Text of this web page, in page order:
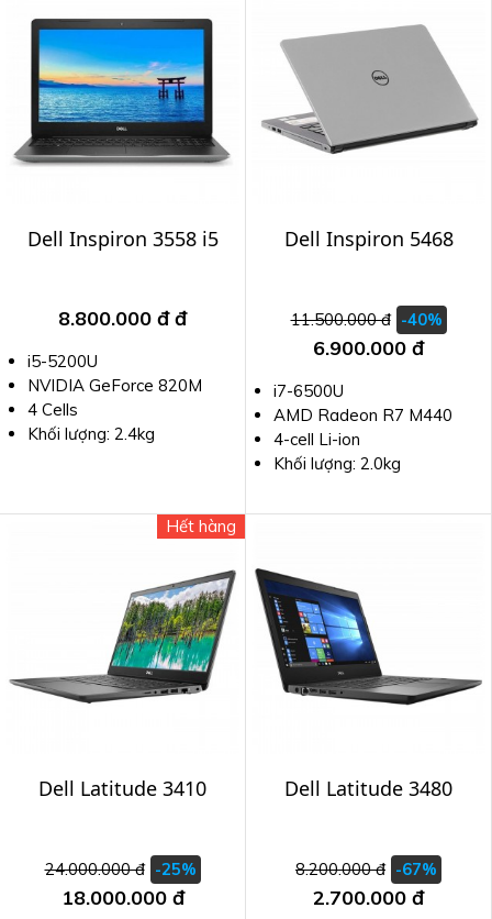
Dell Inspiron 3558 i5
8.800.000 đđ
i5-5200U
NVIDIA GeForce 820M
4 Cells
Khối lượng: 2.4kg
Dell Inspiron 5468
11.500.000 đ -40%
6.900.000 đ
i7-6500U
AMD Radeon R7 M440
4-cell Li-ion
Khối lượng: 2.0kg
Hết hàng
Dell Latitude 3410
24.000.000 đ -25%
18.000.000 đ
Dell Latitude 3480
8.200.000 đ -67%
2.700.000 đ